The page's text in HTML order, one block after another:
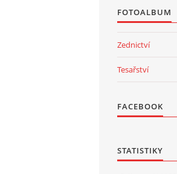
FOTOALBUM
Zednictví
Tesařství
FACEBOOK
STATISTIKY